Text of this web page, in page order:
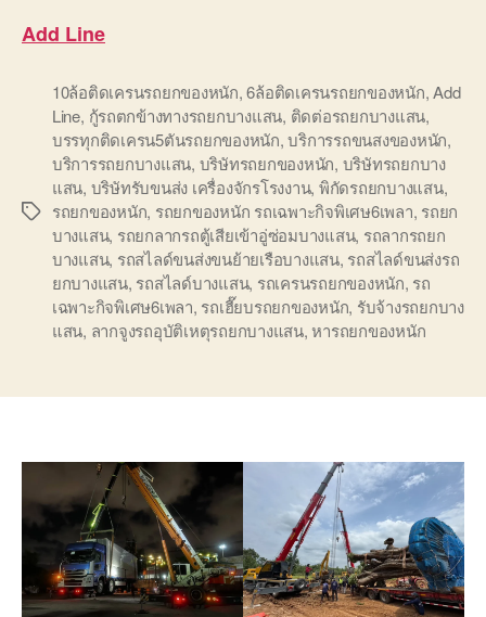
Add Line
Tags
10ล้อติดเครนรถยกของหนัก,6ล้อติดเครนรถยกของหนัก,Add
Line, กู้รถตกข้างทางรถยกบางแสน, ติดต่อรถยกบางแสน,
บรรทุกติดเครน5ตันรถยกของหนัก,บริการรถขนสงของหนัก,
บริการรถยกบางแสน, บริษัทรถยกของหนัก, บริษัทรถยกบาง
แสน, บริษัทรับขนส่ง เครื่องจักรโรงงาน, พิกัดรถยกบางแสน,
รถยกของหนัก, รถยกของหนัก รถเฉพาะกิจพิเศษ6เพลา, รถยก
บางแสน, รถยกลากรถตู้เสียเข้าอู่ซ่อมบางแสน, รถลากรถยก
บางแสน, รถสไลด์ขนส่งขนย้ายเรือบางแสน, รถสไลด์ขนส่งรถ
ยกบางแสน, รถสไลด์บางแสน, รถเครนรถยกของหนัก, รถ
เฉพาะกิจพิเศษ6เพลา, รถเฮี๊ยบรถยกของหนัก, รับจ้างรถยกบาง
แสน, ลากจูงรถอุบัติเหตุรถยกบางแสน,หารถยกของหนัก